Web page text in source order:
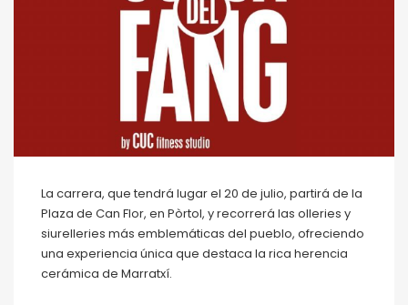
La carrera, que tendrá lugar el 20 de julio, partirá de la
Plaza de Can Flor, en Pòrtol, y recorrerá las olleries y
siurelleries más emblemáticas del pueblo, ofreciendo
una experiencia única que destaca la rica herencia
cerámica de Marratxí.